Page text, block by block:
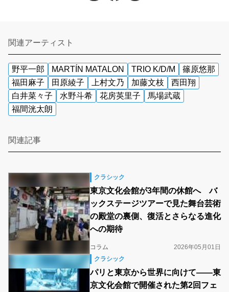
関連アーティスト
野平一郎 MARTÍN MATALON TRIO K/D/M
篠原悠那
福田麻子
田原綾子 上村文乃 加藤文枝
西田翔
白井菜々子
水野斗希 花房英里子
馬場武蔵
福間洸太朗
関連記事
クラシック
東京文化会館が3年間の休館へ バ
ックステージツアーで見た舞台芸術
の殿堂の裏側、復活とさらなる進化
への期待
コラム
2026年05月01日
クラシック
パリと東京から世界に向けて――東
京文化会館で開催された第2回フェ